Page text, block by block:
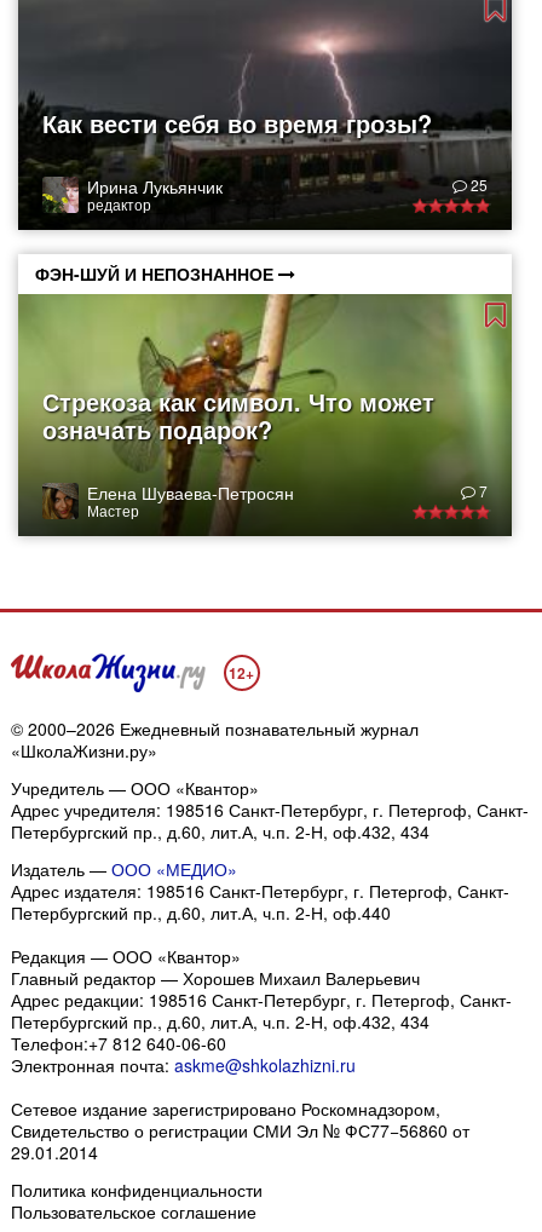
Как вести себя во время грозы?
Ирина Лукьянчик
редактор
25
ФЭН-ШУЙ И НЕПОЗНАННОЕ
Стрекоза как символ. Что может
означать подарок?
Елена Шуваева-Петросян
Мастер
7
12+
© 2000–2026 Ежедневный познавательный журнал
«ШколаЖизни.ру»
Учредитель — ООО «Квантор»
Адрес учредителя: 198516 Санкт-Петербург, г. Петергоф, Санкт-
Петербургский пр., д.60, лит.А, ч.п. 2-Н, оф.432, 434
Издатель — ООО «МЕДИО»
Адрес издателя: 198516 Санкт-Петербург, г. Петергоф, Санкт-
Петербургский пр., д.60, лит.А, ч.п. 2-Н, оф.440
Редакция — ООО «Квантор»
Главный редактор — Хорошев Михаил Валерьевич
Адрес редакции: 198516 Санкт-Петербург, г. Петергоф, Санкт-
Петербургский пр., д.60, лит.А, ч.п. 2-Н, оф.432, 434
Телефон:+7 812 640-06-60
Электронная почта: askme@shkolazhizni.ru
Сетевое издание зарегистрировано Роскомнадзором,
Свидетельство о регистрации СМИ Эл № ФС77−56860 от
29.01.2014
Политика конфиденциальности
Пользовательское соглашение